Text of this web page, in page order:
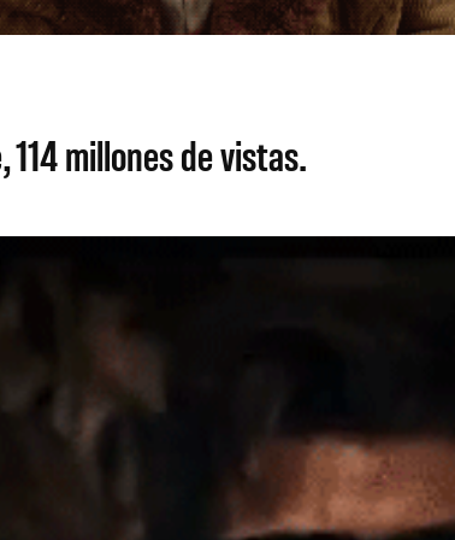
millones de vistas.